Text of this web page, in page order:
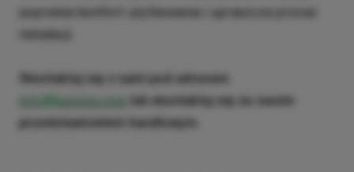
poprawia komfort użytkowania i upraszcza proces
instalacji.
Skontaktuj się z nami pod adresem
info@luxiona.com lub skontaktuj się ze swoim
przedstawicielem handlowym.